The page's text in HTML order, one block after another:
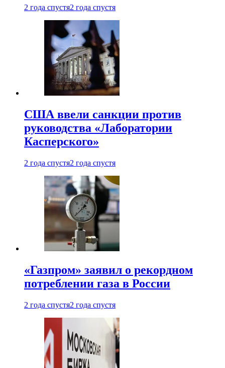
2 года спустя2 года спустя
США ввели санкции против
руководства «Лаборатории
Касперского»
2 года спустя2 года спустя
«Газпром» заявил о рекордном
потреблении газа в России
2 года спустя2 года спустя